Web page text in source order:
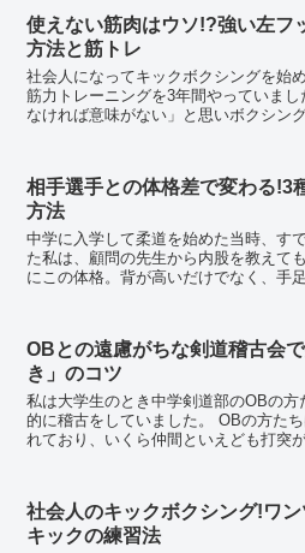
使えない筋肉はウソ!?強い左フ
方法と筋トレ
社会人になってキックボクシングを始
筋力トレーニングを3年間やっていました。 「筋肉を鍛えても
なければ意味がない」と思いボクシングを始め
相手選手との体格差で変わる!3
方法
中学に入学して柔道を始めた当時、す
た私は、顧問の先生から内股を教えてもらいま
にこの体格。背が高いだけでなく、手
OBとの遠慮がちな剣道稽古会
き」のコツ
私は大学生のとき中学剣道部のOBの
的に稽古をしていました。 OBの方たちは私よりも1回りも年齢が離
れており、いくら仲間といえども打突
社会人のキックボクシング!ワ
キックの練習法